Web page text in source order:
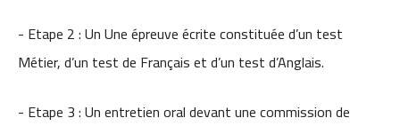
- Etape 2 : Un Une épreuve écrite constituée d’un test
Métier, d’un test de Français et d’un test d’Anglais.
- Etape 3 : Un entretien oral devant une commission de